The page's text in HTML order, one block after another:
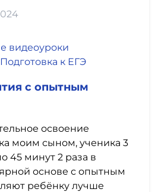
видеоуроки
Подготовка к ЕГЭ
с опытным
освоение
моим сыном, ученика 3
45 минут 2 раза в
основе с опытным
ребёнку лучше